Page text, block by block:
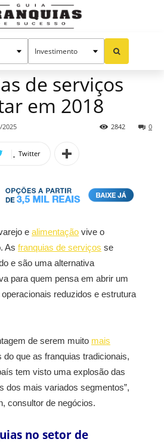
de serviços
em 2018
2025 0
2842
Twitter
e alimentação vive o
As franquias de serviços se
e são uma alternativa
para quem pensa em abrir um
reduzidos e estrutura
de serem muito mais
que as franquias tradicionais,
tem visto uma explosão das
dos mais variados segmentos”,
consultor de negócios.
no setor de